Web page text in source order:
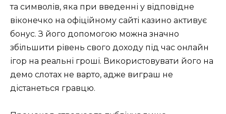
та символів, яка при введенні у відповідне
віконечко на офіційному сайті казино активує
бонус. З його допомогою можна значно
збільшити рівень свого доходу під час онлайн
ігор на реальні гроші. Використовувати його на
демо слотах не варто, адже виграш не
дістанеться гравцю.